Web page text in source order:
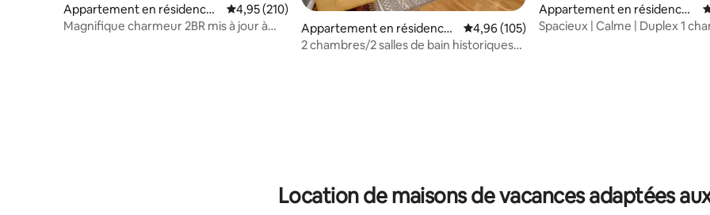
Appartement en résidence ⋅
St. Louis
Évaluation moyenne sur la base de 210 commentaires : 4,95 sur 5
4,95 (210)
Magnifique charmeur 2BR mis à jour à
Appartement en résidence ⋅
St. Louis
Évaluation moyenne sur la base de 105
4,96 (105)
2 chambres/2 salles de bain historiques
Appartement en résidence ⋅
St. Louis
Spacieux | Calme | Duplex 1
Location de maisons de vacances adaptées